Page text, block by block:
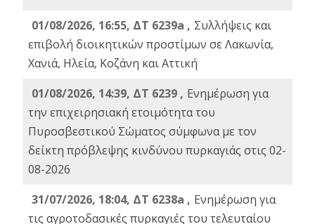
01/08/2026, 16:55, ΔΤ 6239a , Συλλήψεις και
επιβολή διοικητικών προστίμων σε Λακωνία,
Χανιά, Ηλεία, Κοζάνη και Αττική
01/08/2026, 14:39, ΔΤ 6239 , Ενημέρωση για
την επιχειρησιακή ετοιμότητα του
Πυροσβεστικού Σώματος σύμφωνα με τον
δείκτη πρόβλεψης κινδύνου πυρκαγιάς στις 02-
08-2026
31/07/2026, 18:04, ΔΤ 6238a , Ενημέρωση για
τις αγροτοδασικές πυρκαγιές του τελευταίου